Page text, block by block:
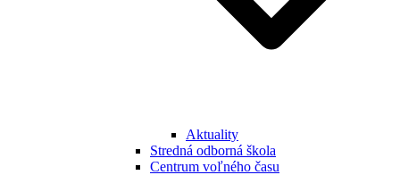
Aktuality
Stredná odborná škola
Centrum voľného času